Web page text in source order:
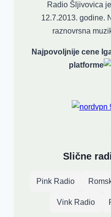
Radio Šljivovica
12.7.2013. godine.
raznovrsna
Najpovoljnije cene
platforme
Slične
Pink Radio
Vink Radio